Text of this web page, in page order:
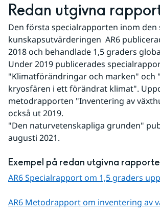
Redan utgivna
Den första specialrapporten inom den
kunskapsutvärderingen  AR6
2018 och behandlade 1,5 graders
Under 2019 publicerades
"Klimatförändringar och marken" och
kryosfären i ett förändrat klimat".
metodrapporten "Inventering av
också ut 2019.
"Den naturvetenskapliga grunden"
augusti 2021.
Exempel på redan utgivna
AR6 Specialrapport om 1,5 graders
AR6 Metodrapport om inventering av